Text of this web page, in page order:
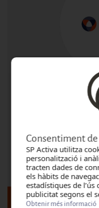
Jornada de
condicions de
REPSOL_CURS PER
Lloc: CONSTANTI
Inici:dijous, agost 6, 2026 -
DETALL
Consentiment
SP Activa utilitza
personalització i
tracten dades de
els hàbits de
estadístiques de
publicitat segons el
Obtenir més informació